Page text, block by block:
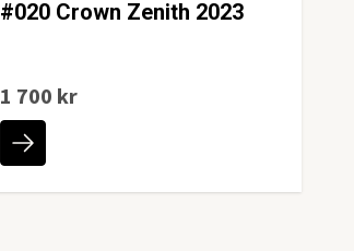
#020 Crown Zenith 2023
1 700 kr